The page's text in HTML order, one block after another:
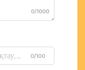
0/1000
0/100